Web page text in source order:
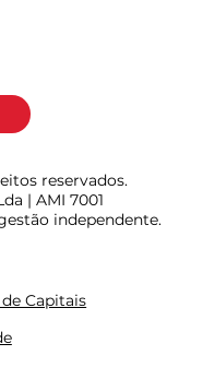
reservados.
| AMI 7001
independente.
Capitais